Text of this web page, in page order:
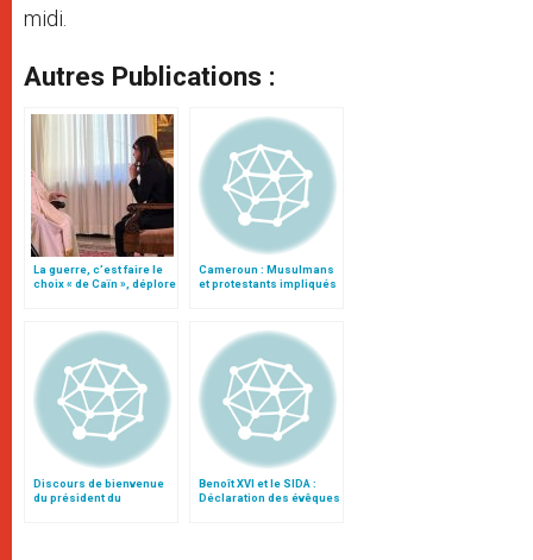
midi.
Autres Publications :
La guerre, c’est faire le
choix « de Caïn », déplore
Cameroun : Musulmans
et protestants impliqués
Discours de bienvenue
du président du
Benoît XVI et le SIDA :
Déclaration des évêques